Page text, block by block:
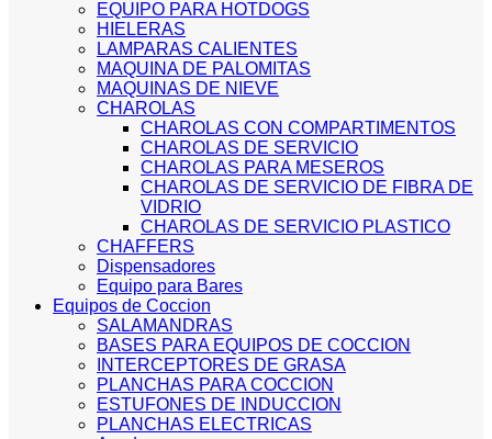
EQUIPO PARA HOTDOGS
HIELERAS
LAMPARAS CALIENTES
MAQUINA DE PALOMITAS
MAQUINAS DE NIEVE
CHAROLAS
CHAROLAS CON COMPARTIMENTOS
CHAROLAS DE SERVICIO
CHAROLAS PARA MESEROS
CHAROLAS DE SERVICIO DE FIBRA DE
VIDRIO
CHAROLAS DE SERVICIO PLASTICO
CHAFFERS
Dispensadores
Equipo para Bares
Equipos de Coccion
SALAMANDRAS
BASES PARA EQUIPOS DE COCCION
INTERCEPTORES DE GRASA
PLANCHAS PARA COCCION
ESTUFONES DE INDUCCION
PLANCHAS ELECTRICAS